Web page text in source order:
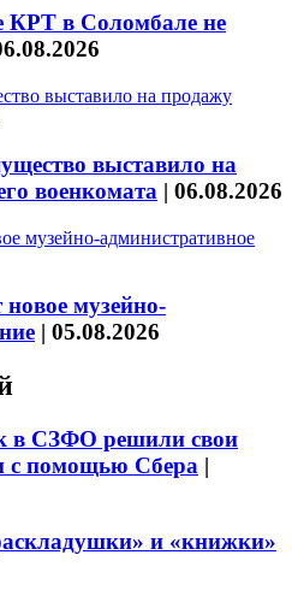
КРТ в Соломбале не
выставило на
военкомата | 06.08.2026
музейно-
| 05.08.2026
в СЗФО решили свои
с помощью Сбера |
и «книжки»